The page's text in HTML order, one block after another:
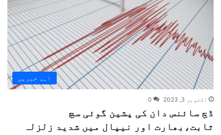
اہم خبریں
اکتوبر 3, 2023 0
ڈچ سائنس دان کی پشین گوئی سچ
ثابت،بھارت اور نیپال میں شدید زلزلہ